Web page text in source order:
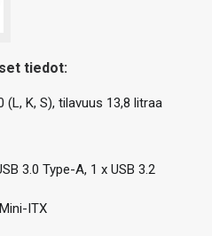
tiedot:
(L, K, S), tilavuus 13,8 litraa
3.0 Type-A, 1 x USB 3.2
ITX